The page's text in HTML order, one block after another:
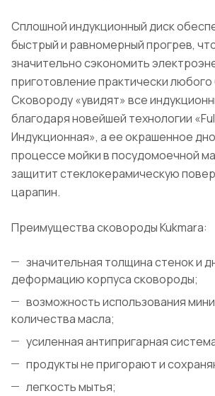
Сплошной индукционный диск
быстрый и равномерный прогрев,
значительно сэкономить
приготовление практически
Сковороду «увидят» все
благодаря новейшей технологии
Индукционная», а ее окрашенное
процессе мойки в посудомоечной
защитит стеклокерамическую
царапин.
Преимущества сковороды Kukmara:
значительная толщина стенок и
деформацию корпуса сковороды;
возможность использования
количества масла;
усиленная антипригарная
продукты не пригорают и
легкость мытья;